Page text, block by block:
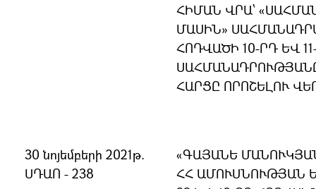
ՀԻՄԱՆ ՎՐԱ՝
ՄԱՍԻՆ»
ՀՈԴՎԱԾԻ 10-ՐԴ ԵՎ
ՀԱՐՑԸ ՈՐՈՇԵԼՈՒ
30 նոյեմբերի 2021թ.
ՍԴԱՈ - 238
«ԳԱՅԱՆԵ
ՀՀ ԱՄՈՒՍՆՈՒԹՅԱՆ